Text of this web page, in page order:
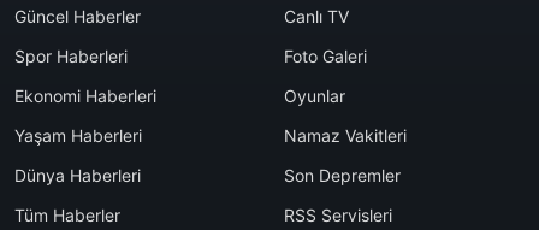
Güncel Haberler
Spor Haberleri
Ekonomi Haberleri
Yaşam Haberleri
Dünya Haberleri
Tüm Haberler
Canlı TV
Foto Galeri
Oyunlar
Namaz Vakitleri
Son Depremler
RSS Servisleri